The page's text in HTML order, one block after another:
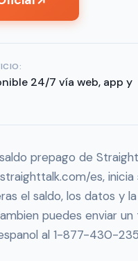
24/7 vía web, app y
prepago de
es, inicia
el saldo, los datos y
puedes enviar
espanol al 1-877-430-